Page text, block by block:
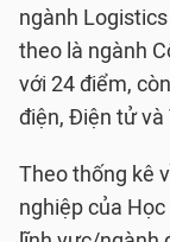
ngành
theo là ngành
với 24 điểm,
điện, Điện tử và
Theo thống kê
nghiệp của